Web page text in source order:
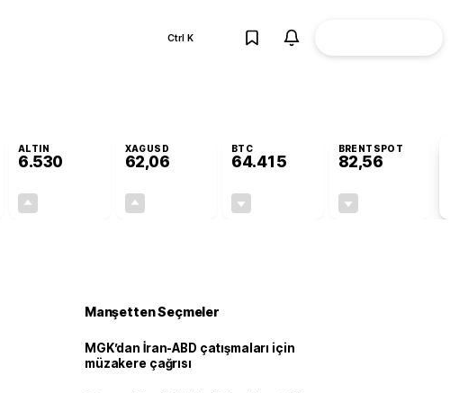
Ctrl K
ALTIN
6.530
XAGUSD
62,06
BTC
64.415
BRENTSPOT
82,56
Manşetten Seçmeler
MGK’dan İran-ABD çatışmaları için
müzakere çağrısı